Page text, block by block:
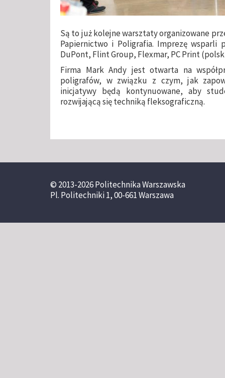
Są to już kolejne warsztaty organizowane
Papiernictwo i Poligrafia. Imprezę wsparli
DuPont, Flint Group, Flexmar, PC Print
Firma Mark Andy jest otwarta na
poligrafów, w związku z czym, jak
inicjatywy będą kontynuowane, aby
rozwijającą się techniką fleksograficzną.
© 2013-2026 Politechnika Warszawska
Pl. Politechniki 1, 00-661 Warszawa